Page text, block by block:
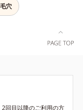
穴
回目以降のご利用の方